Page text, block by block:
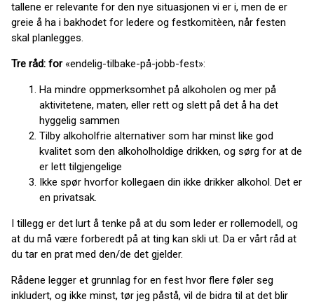
tallene er relevante for den nye situasjonen vi er i, men de er
greie å ha i bakhodet for ledere og festkomitèen, når festen
skal planlegges.
Tre råd: for «endelig-tilbake-på-jobb-fest»:
Ha mindre oppmerksomhet på alkoholen og mer på
aktivitetene, maten, eller rett og slett på det å ha det
hyggelig sammen
Tilby alkoholfrie alternativer som har minst like god
kvalitet som den alkoholholdige drikken, og sørg for at de
er lett tilgjengelige
Ikke spør hvorfor kollegaen din ikke drikker alkohol. Det er
en privatsak.
I tillegg er det lurt å tenke på at du som leder er rollemodell, og
at du må være forberedt på at ting kan skli ut. Da er vårt råd at
du tar en prat med den/de det gjelder.
Rådene legger et grunnlag for en fest hvor flere føler seg
inkludert, og ikke minst, tør jeg påstå, vil de bidra til at det blir